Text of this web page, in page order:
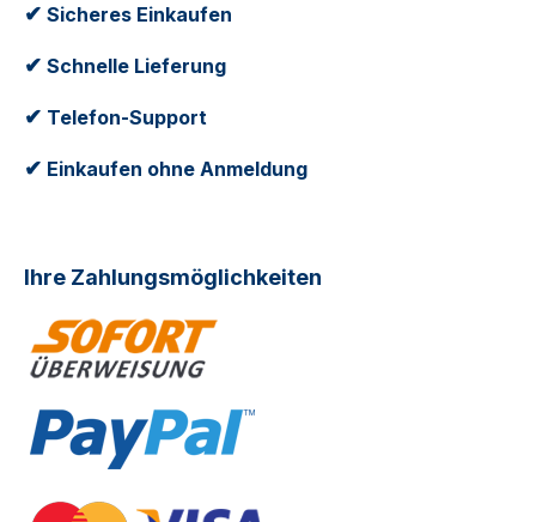
✔ Sicheres Einkaufen
✔ Schnelle Lieferung
✔ Telefon-Support
✔ Einkaufen ohne Anmeldung
Ihre Zahlungsmöglichkeiten